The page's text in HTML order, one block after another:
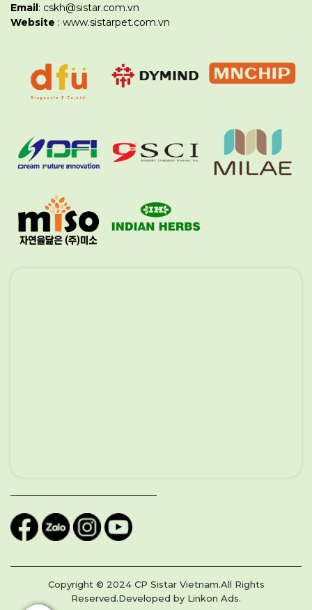
Email: cskh@sistar.com.vn
Website : www.sistarpet.com.vn
Copyright © 2024 CP Sistar Vietnam.All Rights
Reserved.Developed by Linkon Ads.